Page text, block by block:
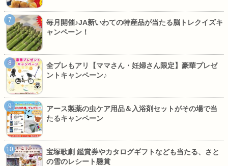
毎月開催♪JA新いわての特産品が当たる脳トレクイズキ
ャンペーン！
全プレもアリ【ママさん・妊婦さん限定】豪華プレゼ
ントキャンペーン♪
アース製薬の虫ケア用品＆入浴剤セットがその場で当
たるキャンペーン
宝塚歌劇 鑑賞券やカタログギフトなども当たる、さと
の雪のレシート懸賞